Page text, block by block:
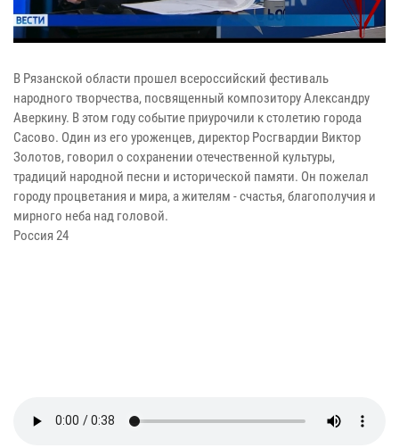
В Рязанской области прошел всероссийский фестиваль
народного творчества, посвященный композитору Александру
Аверкину. В этом году событие приурочили к столетию города
Сасово. Один из его уроженцев, директор Росгвардии Виктор
Золотов, говорил о сохранении отечественной культуры,
традиций народной песни и исторической памяти. Он пожелал
городу процветания и мира, а жителям - счастья, благополучия и
мирного неба над головой.
Россия 24